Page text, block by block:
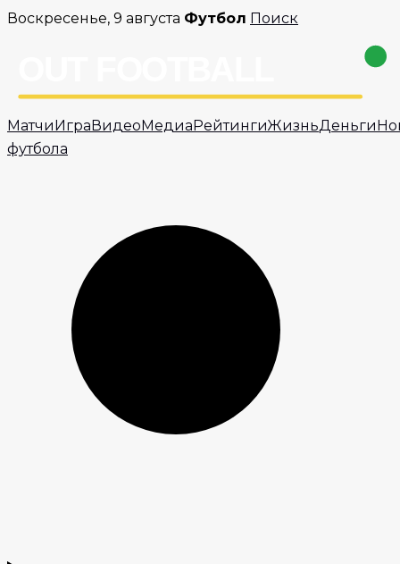
Перейти
Воскресенье, 9 августа Футбол Поиск
Матчи Игра Видео Медиа РейтингиЖизньДеньги
футбола